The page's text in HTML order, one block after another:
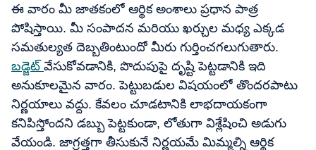
ఈ వారం మీ జాతకంలో ఆర్థిక అంశాలు ప్రధాన పాత్ర
పోషిస్తాయి. మీ సంపాదన మరియు ఖర్చుల మధ్య ఎక్కడ
సమతుల్యత దెబ్బతింటుందో మీరు గుర్తించగలుగుతారు.
బడ్జెట్ వేసుకోవడానికి, పొదుపుపై దృష్టి పెట్టడానికి ఇది
అనుకూలమైన వారం. పెట్టుబడుల విషయంలో తొందరపాటు
నిర్ణయాలు వద్దు. కేవలం చూడటానికి లాభదాయకంగా
కనిపిస్తోందని డబ్బు పెట్టకుండా, లోతుగా విశ్లేషించి అడుగు
వేయండి. జాగ్రత్తగా తీసుకునే నిర్ణయమే మిమ్మల్ని ఆర్థిక